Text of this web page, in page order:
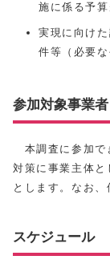
施に係る予
実現に向け
件等（必要な
参加対象事業者
本調査に参加で
対策に事業主体
とします。なお、
スケジュール